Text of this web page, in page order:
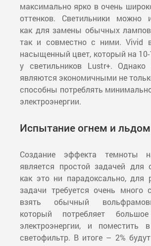
максимально ярко в очень
оттенков. Светильники можно
как для замены обычных
так и совместно с ними. Vivid
насыщенный цвет, который на 10-
у светильников Lustr+. Однако
являются экономичными не
способны потреблять
электроэнергии.
Испытание огнем и льдом
Создание эффекта темноты
является простой задачей для
как это ни парадоксально, для
задачи требуется очень много
взять обычный
который потребляет
электроэнергии, и поместить
светофильтр. В итоге – 2%